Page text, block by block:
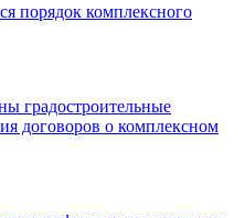
порядок комплексного
градостроительные
договоров о комплексном